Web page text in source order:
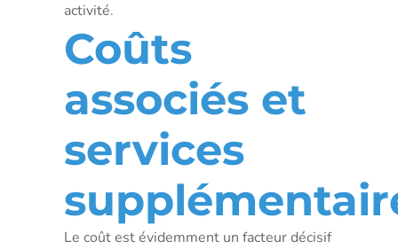
activité.
Coûts
associés et
services
Le coût est évidemment un facteur décisif